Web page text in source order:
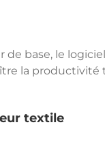
base, le
la
textile